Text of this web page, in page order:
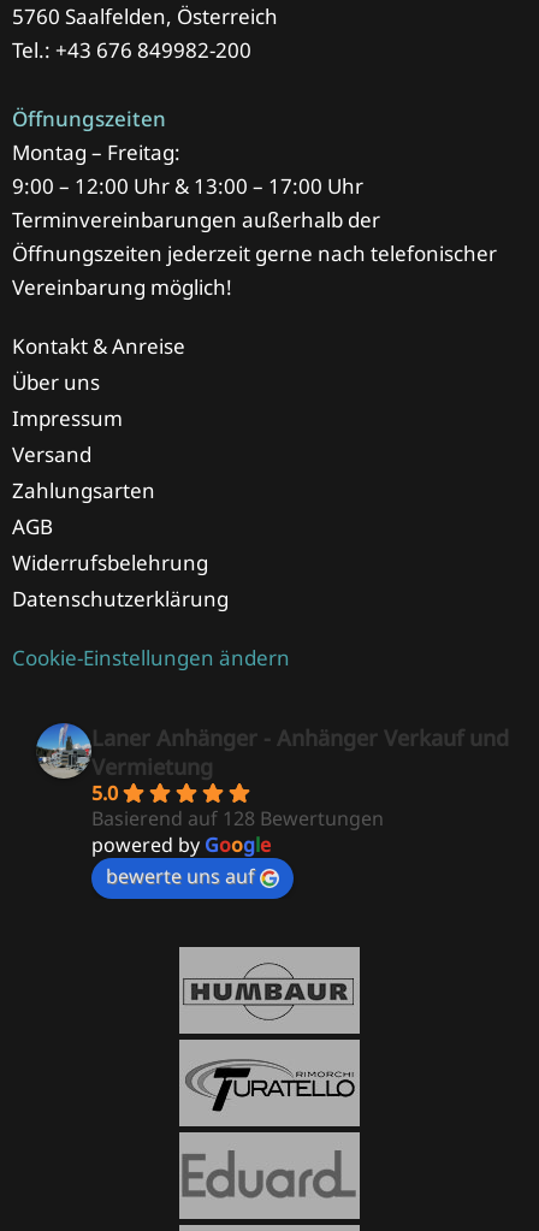
5760 Saalfelden, Österreich
Tel.: +43 676 849982-200
Öffnungszeiten
Montag – Freitag:
9:00 – 12:00 Uhr & 13:00 – 17:00 Uhr
Terminvereinbarungen außerhalb der
Öffnungszeiten jederzeit gerne nach telefonischer
Vereinbarung möglich!
Kontakt & Anreise
Über uns
Impressum
Versand
Zahlungsarten
AGB
Widerrufsbelehrung
Datenschutzerklärung
Cookie-Einstellungen ändern
Laner Anhänger - Anhänger Verkauf und
Vermietung
5.0
Basierend auf 128 Bewertungen
powered by Google
bewerte uns auf